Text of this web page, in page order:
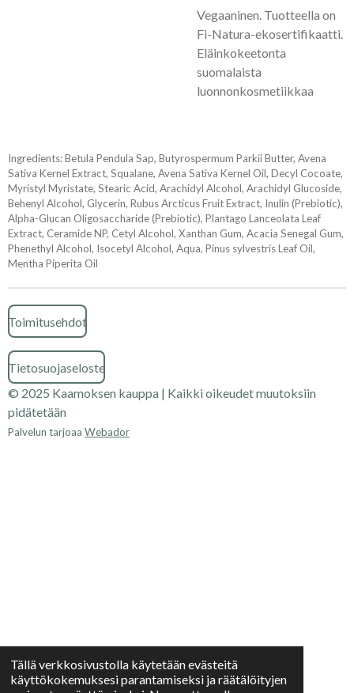
Tällä verkkosivustolla käytetään evästeitä
käyttökokemuksesi parantamiseksi ja räätälöityjen
Vegaaninen. Tuotteella on
Fi-Natura-ekosertifikaatti.
Eläinkokeetonta
suomalaista
luonnonkosmetiikkaa
Ingredients: Betula Pendula Sap, Butyrospermum Parkii Butter, Avena
Sativa Kernel Extract, Squalane, Avena Sativa Kernel Oil, Decyl Cocoate,
Myristyl Myristate, Stearic Acid, Arachidyl Alcohol, Arachidyl Glucoside,
Behenyl Alcohol, Glycerin, Rubus Arcticus Fruit Extract, Inulin (Prebiotic),
Alpha-Glucan Oligosaccharide (Prebiotic), Plantago Lanceolata Leaf
Extract, Ceramide NP, Cetyl Alcohol, Xanthan Gum, Acacia Senegal Gum,
Phenethyl Alcohol, Isocetyl Alcohol, Aqua, Pinus sylvestris Leaf Oil,
Mentha Piperita Oil
Toimitusehdot
Tietosuojaseloste
© 2025 Kaamoksen kauppa | Kaikki oikeudet muutoksiin
pidätetään
Palvelun tarjoaa Webador